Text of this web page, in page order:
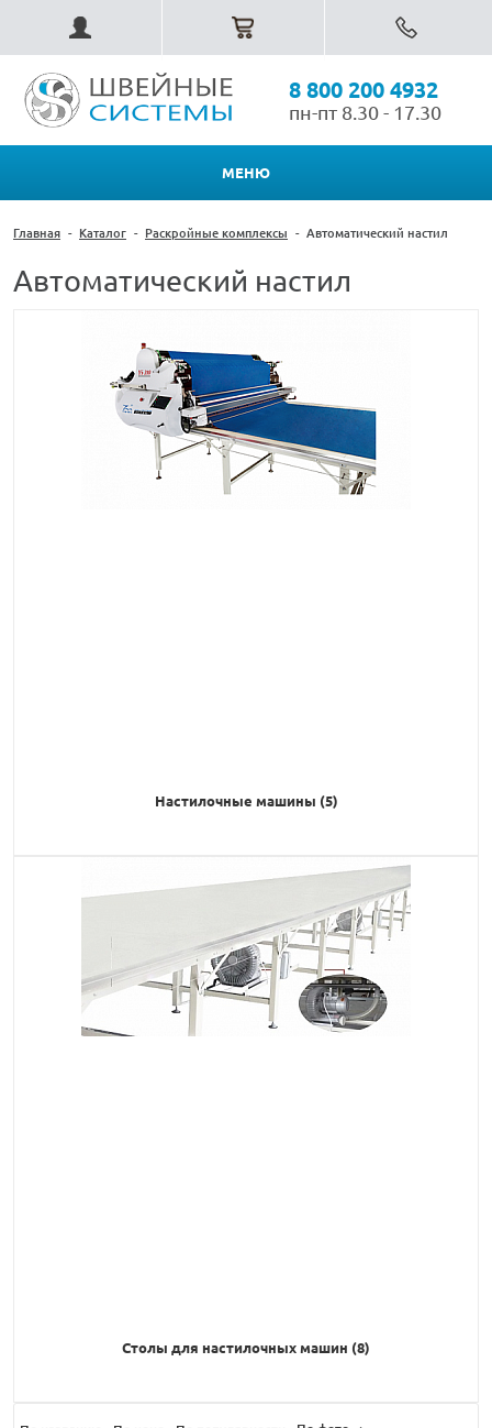
8 800 200 4932
пн-пт 8.30 - 17.30
МЕНЮ
Главная - Каталог - Раскройные комплексы - Автоматический настил
Автоматический настил
Настилочные машины (5)
Столы для настилочных машин (8)